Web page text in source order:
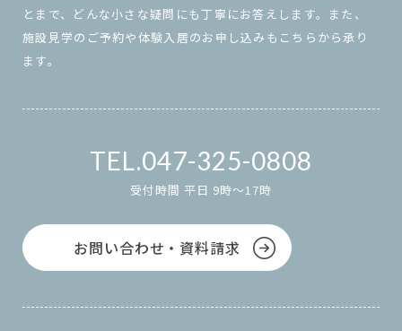
とまで、どんな小さな疑問にも丁寧にお答えします。また、
施設見学のご予約や体験入居のお申し込みもこちらから承り
ます。
047-325-0808
受付時間 平日 9時～17時
お問い合わせ・資料請求